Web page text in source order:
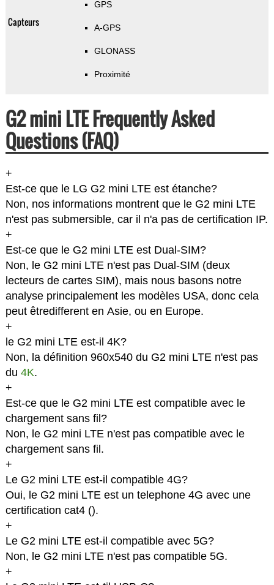
Capteurs
GPS
A-GPS
GLONASS
Proximité
G2 mini LTE Frequently Asked
Questions (FAQ)
+
Est-ce que le LG G2 mini LTE est étanche?
Non, nos informations montrent que le G2 mini LTE
n'est pas submersible, car il n'a pas de certification IP.
+
Est-ce que le G2 mini LTE est Dual-SIM?
Non, le G2 mini LTE n'est pas Dual-SIM (deux
lecteurs de cartes SIM), mais nous basons notre
analyse principalement les modèles USA, donc cela
peut êtredifferent en Asie, ou en Europe.
+
le G2 mini LTE est-il 4K?
Non, la définition 960x540 du G2 mini LTE n'est pas
du 4K.
+
Est-ce que le G2 mini LTE est compatible avec le
chargement sans fil?
Non, le G2 mini LTE n'est pas compatible avec le
chargement sans fil.
+
Le G2 mini LTE est-il compatible 4G?
Oui, le G2 mini LTE est un telephone 4G avec une
certification cat4 ().
+
Le G2 mini LTE est-il compatible avec 5G?
Non, le G2 mini LTE n'est pas compatible 5G.
+